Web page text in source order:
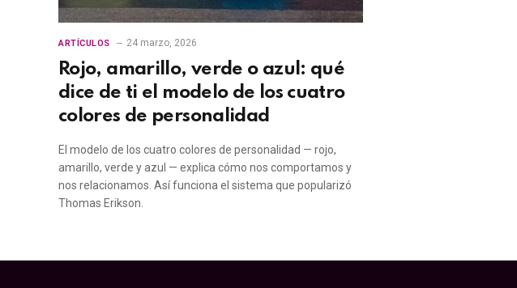
ARTÍCULOS 24 marzo, 2026
Rojo, amarillo, verde o azul: qué
dice de ti el modelo de los cuatro
colores de personalidad
El modelo de los cuatro colores de personalidad — rojo,
amarillo, verde y azul — explica cómo nos comportamos y
nos relacionamos. Así funciona el sistema que popularizó
Thomas Erikson.